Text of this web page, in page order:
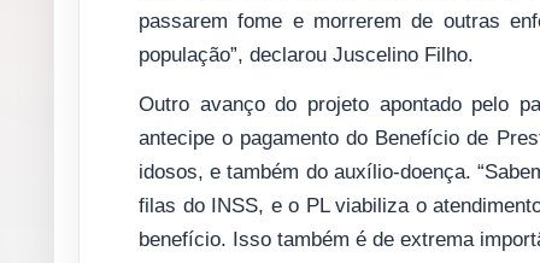
passarem fome e morrerem de outras
população”, declarou Juscelino Filho.
Outro avanço do projeto apontado pelo
antecipe o pagamento do Benefício de
idosos, e também do auxílio-doença.
filas do INSS, e o PL viabiliza o
benefício. Isso também é de extrema